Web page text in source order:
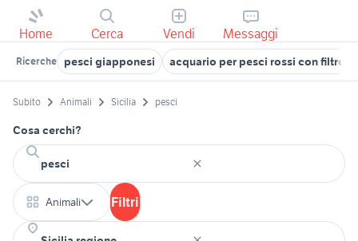
Home Cerca Vendi Messaggi
Ricerche pesci giapponesi acquario per pesci rossi con filtro
Subito Animali Sicilia pesci
Cosa cerchi?
Animali Filtri